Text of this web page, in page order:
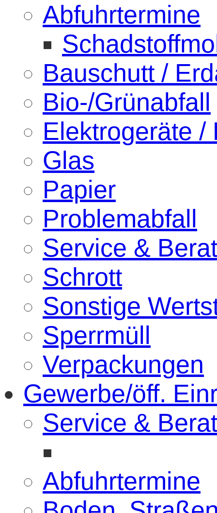
Abfuhrtermine
Bauschutt /
Bio-/Grünabfall
Elektrogeräte /
Glas
Papier
Problemabfall
Service &
Schrott
Sonstige
Sperrmüll
Verpackungen
Gewerbe/öff.
Service &
Abfuhrtermine